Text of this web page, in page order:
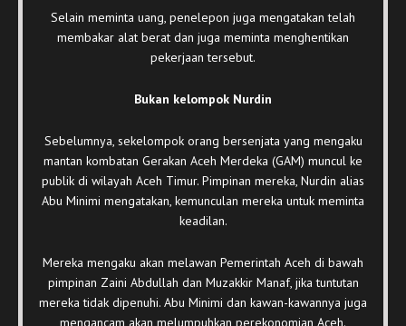
Selain meminta uang, penelepon juga mengatakan telah
membakar alat berat dan juga meminta menghentikan
pekerjaan tersebut.
Bukan kelompok Nurdin
Sebelumnya, sekelompok orang bersenjata yang mengaku
mantan kombatan Gerakan Aceh Merdeka (GAM) muncul ke
publik di wilayah Aceh Timur. Pimpinan mereka, Nurdin alias
Abu Minimi mengatakan, kemunculan mereka untuk meminta
keadilan.
Mereka mengaku akan melawan Pemerintah Aceh di bawah
pimpinan Zaini Abdullah dan Muzakkir Manaf, jika tuntutan
mereka tidak dipenuhi. Abu Minimi dan kawan-kawannya juga
mengancam akan melumpuhkan perekonomian Aceh.